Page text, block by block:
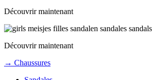
Découvrir maintenant
Découvrir maintenant
→ Chaussures